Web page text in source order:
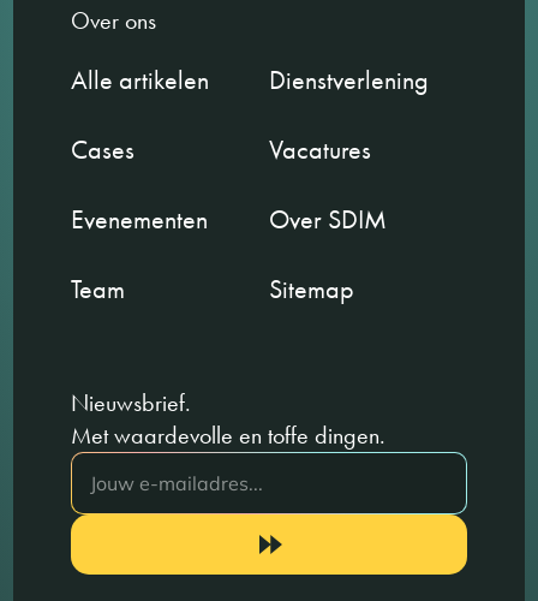
Over ons
Alle artikelen
Dienstverlening
Cases
Vacatures
Evenementen
Over SDIM
Team
Sitemap
Nieuwsbrief.
Met waardevolle en toffe dingen.